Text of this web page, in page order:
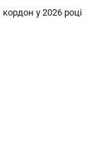
у 2026 році